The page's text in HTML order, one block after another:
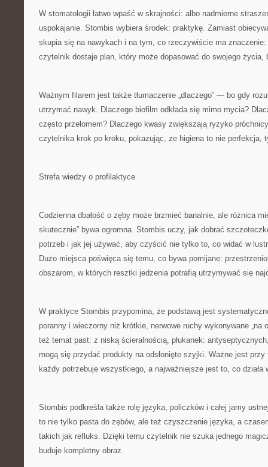
W stomatologii łatwo wpaść w skrajności: albo nadmierne
uspokajanie. Stombis wybiera środek: praktykę. Zamiast
skupia się na nawykach i na tym, co rzeczywiście ma
czytelnik dostaje plan, który może dopasować do swojego życia,
Ważnym filarem jest także tłumaczenie „dlaczego” — bo gdy
utrzymać nawyk. Dlaczego biofilm odkłada się mimo mycia?
często przełomem? Dlaczego kwasy zwiększają ryzyko
czytelnika krok po kroku, pokazując, że higiena to nie perfekcja,
Strefa wiedzy o profilaktyce
Codzienna dbałość o zęby może brzmieć banalnie, ale różnica
skutecznie” bywa ogromna. Stombis uczy, jak dobrać
potrzeb i jak jej używać, aby czyścić nie tylko to, co widać w
Dużo miejsca poświęca się temu, co bywa pomijane:
obszarom, w których resztki jedzenia potrafią utrzymywać się
W praktyce Stombis przypomina, że podstawą jest
poranny i wieczorny niż krótkie, nerwowe ruchy wykonywane „na
też temat past: z niską ścieralnością, płukanek:
mogą się przydać produkty na odsłonięte szyjki. Ważne jest
każdy potrzebuje wszystkiego, a najważniejsze jest to, co działa
Stombis podkreśla także rolę języka, policzków i całej jamy
to nie tylko pasta do zębów, ale też czyszczenie języka, a
takich jak refluks. Dzięki temu czytelnik nie szuka jednego
buduje kompletny obraz.